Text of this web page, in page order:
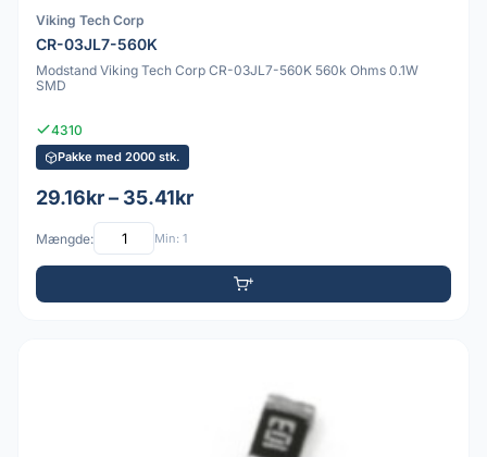
Viking Tech Corp
CR-03JL7-560K
Modstand Viking Tech Corp CR-03JL7-560K 560k Ohms 0.1W
SMD
4310
Pakke med 2000 stk.
29.16kr – 35.41kr
Mængde: Min: 1